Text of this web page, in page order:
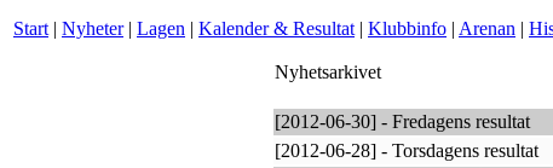
Start | Nyheter| Lagen | Kalender & Resultat | Klubbinfo | Arenan |
Nyhetsarkivet
[2012-06-30] - Fredagens resultat
[2012-06-28] - Torsdagens resultat